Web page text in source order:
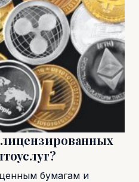
бумагам и